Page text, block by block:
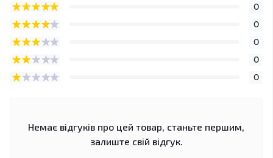
0
0
0
0
0
Немає відгуків про цей товар, станьте першим,
залиште свій відгук.